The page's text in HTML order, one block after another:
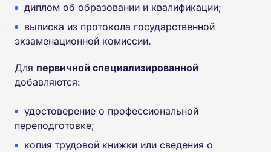
диплом об образовании и квалификации;
выписка из протокола государственной
экзаменационной комиссии.
Для первичной специализированной
добавляются:
удостоверение о профессиональной
переподготовке;
копия трудовой книжки или сведения о